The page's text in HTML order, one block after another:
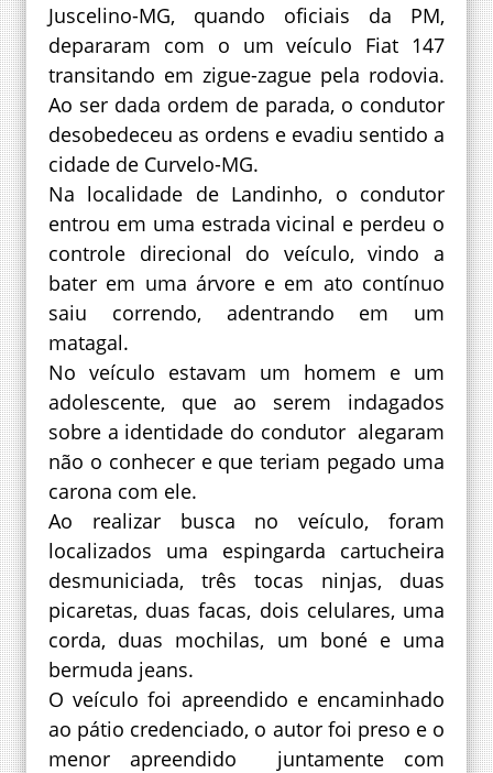
Juscelino-MG, quando oficiais da PM,
depararam com o um veículo Fiat 147
transitando em zigue-zague pela rodovia.
Ao ser dada ordem de parada, o condutor
desobedeceu as ordens e evadiu sentido a
cidade de Curvelo-MG.
Na localidade de Landinho, o condutor
entrou em uma estrada vicinal e perdeu o
controle direcional do veículo, vindo a
bater em uma árvore e em ato contínuo
saiu correndo, adentrando em um
matagal.
No veículo estavam um homem e um
adolescente, que ao serem indagados
sobre a identidade do condutor alegaram
não o conhecer e que teriam pegado uma
carona com ele.
Ao realizar busca no veículo, foram
localizados uma espingarda cartucheira
desmuniciada, três tocas ninjas, duas
picaretas, duas facas, dois celulares, uma
corda, duas mochilas, um boné e uma
bermuda jeans.
O veículo foi apreendido e encaminhado
ao pátio credenciado, o autor foi preso e o
menor apreendido juntamente com